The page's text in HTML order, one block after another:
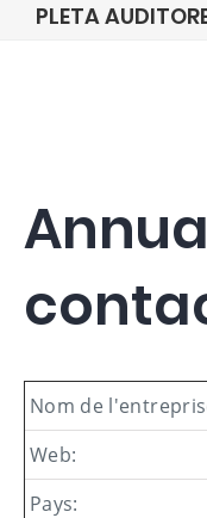
PLETA
Nom de
Web:
Pays: